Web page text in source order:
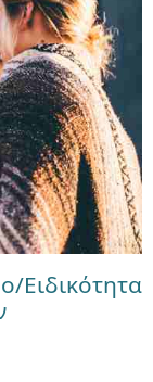
Ειδικότητα